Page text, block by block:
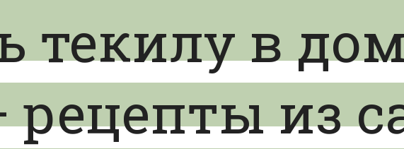
текилу в
рецепты из